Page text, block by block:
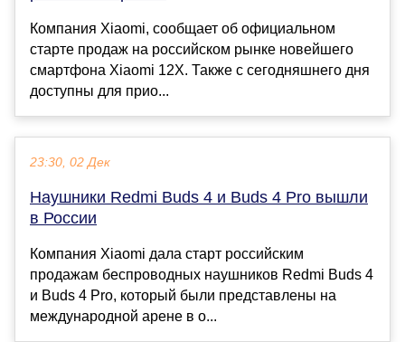
Компания Xiaomi, сообщает об официальном
старте продаж на российском рынке новейшего
смартфона Xiaomi 12X. Также с сегодняшнего дня
доступны для прио...
23:30, 02 Дек
Наушники Redmi Buds 4 и Buds 4 Pro вышли
в России
Компания Xiaomi дала старт российским
продажам беспроводных наушников Redmi Buds 4
и Buds 4 Pro, который были представлены на
международной арене в о...